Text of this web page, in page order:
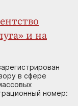
и на
в сфере
номер: